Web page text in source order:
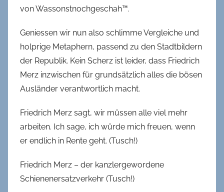
von Wassonstnochgeschah™.
Geniessen wir nun also schlimme Vergleiche und
holprige Metaphern, passend zu den Stadtbildern
der Republik. Kein Scherz ist leider, dass Friedrich
Merz inzwischen für grundsätzlich alles die bösen
Ausländer verantwortlich macht.
Friedrich Merz sagt, wir müssen alle viel mehr
arbeiten. Ich sage, ich würde mich freuen, wenn
er endlich in Rente geht. (Tusch!)
Friedrich Merz – der kanzlergewordene
Schienenersatzverkehr (Tusch!)